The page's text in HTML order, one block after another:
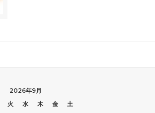
2026年9月
火 水 木 金
土